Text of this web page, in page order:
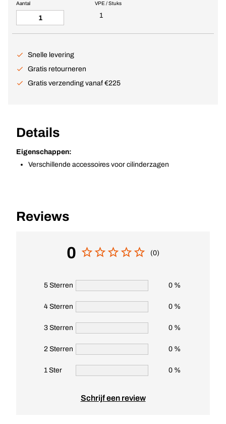
VPE / Stuks
1
Aantal
Snelle levering
Gratis retourneren
Gratis verzending vanaf €225
Details
Eigenschappen:
Verschillende accessoires voor cilinderzagen
Reviews
0 (0)
5 Sterren 0 %
4 Sterren 0 %
3 Sterren 0 %
2 Sterren 0 %
1 Ster 0 %
Schrijf een review